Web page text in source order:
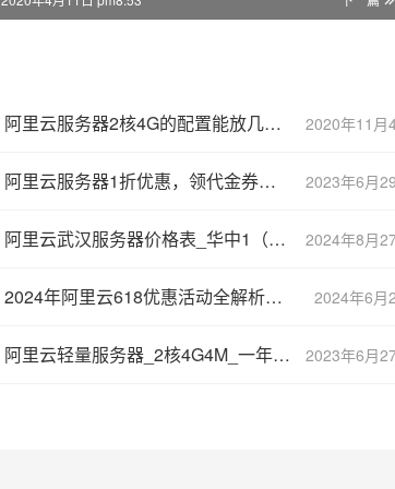
2020年11月
阿里云服务器2核4G的配置能放几个网站？
2023年6月
阿里云服务器1折优惠，领代金券最高减免800元
2024年8月
阿里云武汉服务器价格表_华中1（武汉）带宽收费_武汉节点测速
2024年6月
2024年阿里云618优惠活动全解析：代金券、5亿补贴和价格表
2023年6月
阿里云轻量服务器_2核4G4M_一年297元【优惠价入口】